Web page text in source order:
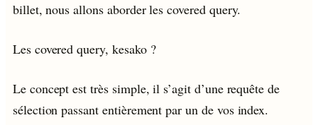
billet, nous allons aborder les covered query.
Les covered query, kesako ?
Le concept est très simple, il s’agit d’une requête de
sélection passant entièrement par un de vos index.